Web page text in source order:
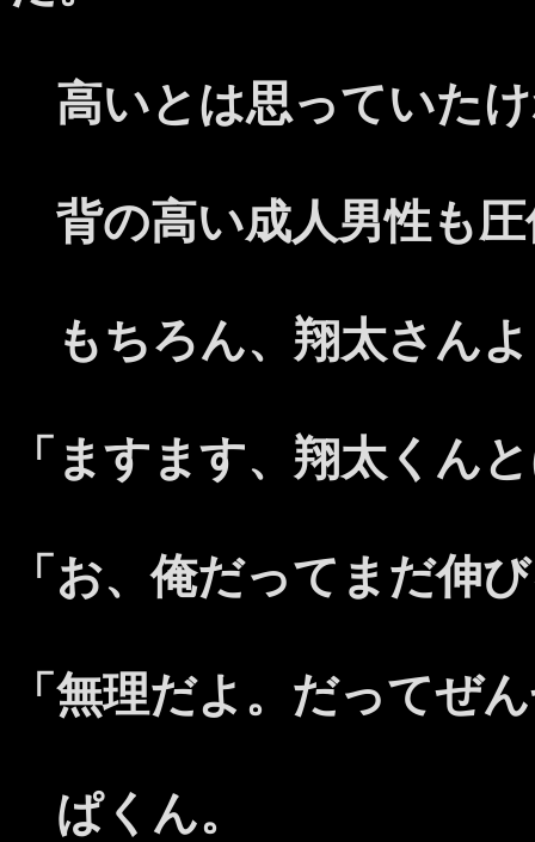
高いとは思っていた
背の高い成人男性も
もちろん、翔太さん
「ますます、翔太くん
「お、俺だってまだ伸
「無理だよ。だってぜ
ぱくん。